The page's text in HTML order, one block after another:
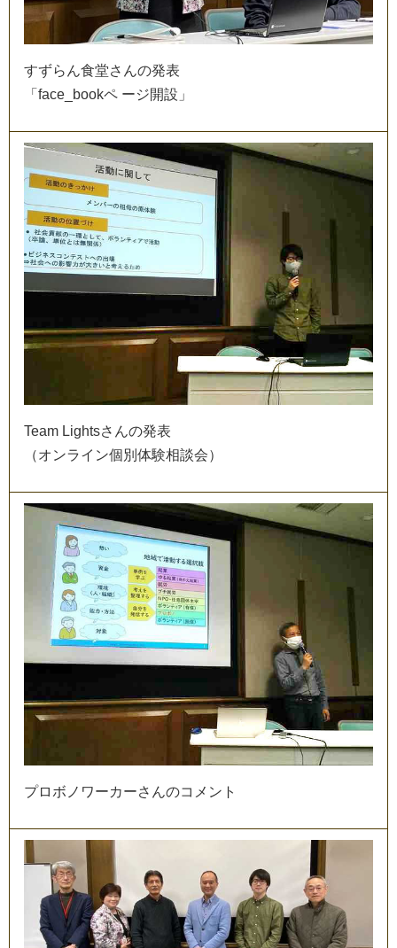
すずら ん食堂さ んの発表
「 face bookペ ージ開設 」
Team Lightsさ んの発表
（オンライ ン個別 体験相談会）
プロ ボ ノ ワーカーさ んのコ メ ン ト